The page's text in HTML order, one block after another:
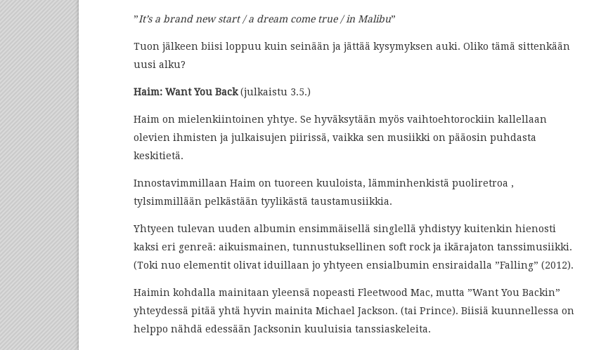
”It’s a brand new start / a dream come true / in Malibu”
Tuon jälkeen biisi loppuu kuin seinään ja jättää kysymyksen auki. Oliko tämä sittenkään
uusi alku?
Haim: Want You Back(julkaistu 3.5.)
Haim on mielenkiintoinen yhtye. Se hyväksytään myös vaihtoehtorockiin kallellaan
olevien ihmisten ja julkaisujen piirissä, vaikka sen musiikki on pääosin puhdasta
keskitietä.
Innostavimmillaan Haim on tuoreen kuuloista, lämminhenkistä puoliretroa ,
tylsimmillään pelkästään tyylikästä taustamusiikkia.
Yhtyeen tulevan uuden albumin ensimmäisellä singlellä yhdistyy kuitenkin hienosti
kaksi eri genreä: aikuismainen, tunnustuksellinen soft rock ja ikärajaton tanssimusiikki.
(Toki nuo elementit olivat iduillaan jo yhtyeen ensialbumin ensiraidalla ”Falling” (2012).
Haimin kohdalla mainitaan yleensä nopeasti Fleetwood Mac, mutta ”Want You Backin”
yhteydessä pitää yhtä hyvin mainita Michael Jackson. (tai Prince). Biisiä kuunnellessa on
helppo nähdä edessään Jacksonin kuuluisia tanssiaskeleita.